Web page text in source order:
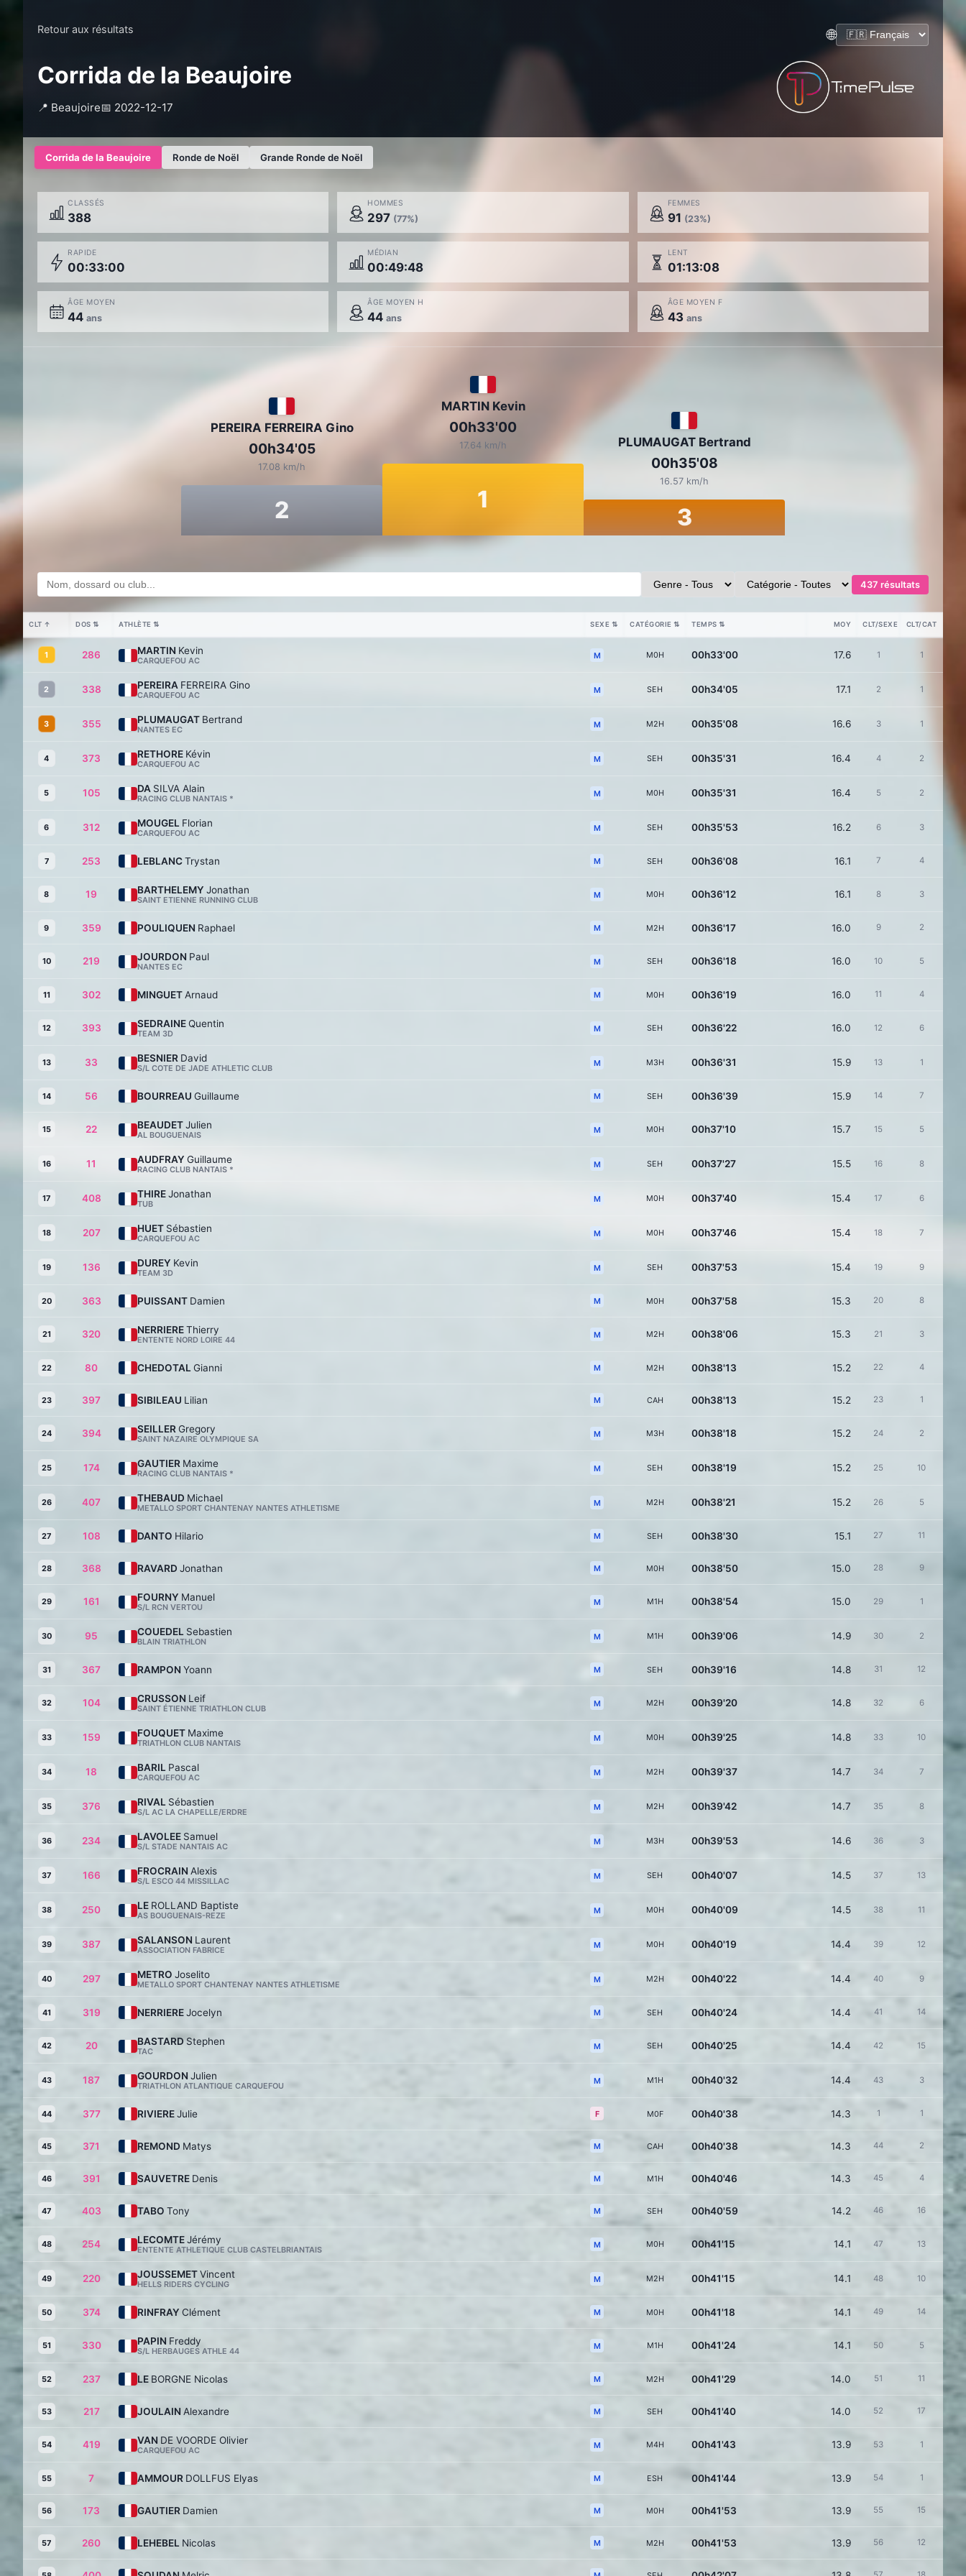
Retour aux résultats 🌐
Corrida de la Beaujoire
📍 Beaujoire📅 2022-12-17
Corrida de la Beaujoire Ronde de Noël Grande Ronde de Noël
CLASSÉS
388
HOMMES
297 (77%)
FEMMES
91 (23%)
RAPIDE
00:33:00
MÉDIAN
00:49:48
LENT
01:13:08
ÂGE MOYEN
44 ans
ÂGE MOYEN H
44 ans
ÂGE MOYEN F
43 ans
PEREIRA FERREIRA Gino
00h34'05
17.08 km/h
2
MARTIN Kevin
00h33'00
17.64 km/h
1
PLUMAUGAT Bertrand
00h35'08
16.57 km/h
3
437 résultats
CLT ↑ DOS ⇅ ATHLÈTE ⇅ SEXE ⇅ CATÉGORIE ⇅ TEMPS ⇅ MOY CLT/SEXE CLT/CAT
1 286 MARTIN Kevin
CARQUEFOU AC
M M0H 00h33'00 17.6 1 1
2 338 PEREIRA FERREIRA Gino
CARQUEFOU AC
M SEH 00h34'05 17.1 2 1
3 355 PLUMAUGAT Bertrand
NANTES EC
M M2H 00h35'08 16.6 3 1
4 373 RETHORE Kévin
CARQUEFOU AC
M SEH 00h35'31 16.4 4 2
5 105 DA SILVA Alain
RACING CLUB NANTAIS *
M M0H 00h35'31 16.4 5 2
6 312 MOUGEL Florian
CARQUEFOU AC
M SEH 00h35'53 16.2 6 3
7 253 LEBLANCTrystan M SEH 00h36'08 16.1 7 4
8 19 BARTHELEMY Jonathan
SAINT ETIENNE RUNNING CLUB
M M0H 00h36'12 16.1 8 3
9 359 POULIQUEN Raphael M M2H 00h36'17 16.0 9 2
10 219 JOURDON Paul
NANTES EC
M SEH 00h36'18 16.0 10 5
11 302 MINGUET Arnaud M M0H 00h36'19 16.0 11 4
12 393 SEDRAINEQuentin
TEAM 3D
M SEH 00h36'22 16.0 12 6
13 33 BESNIER David
S/L COTE DE JADE ATHLETIC CLUB
M M3H 00h36'31 15.9 13 1
14 56 BOURREAU Guillaume M SEH 00h36'39 15.9 14 7
15 22 BEAUDETJulien
AL BOUGUENAIS
M M0H 00h37'10 15.7 15 5
16 11 AUDFRAY Guillaume
RACING CLUB NANTAIS *
M SEH 00h37'27 15.5 16 8
17 408 THIREJonathan
TUB
M M0H 00h37'40 15.4 17 6
18 207 HUET Sébastien
CARQUEFOU AC
M M0H 00h37'46 15.4 18 7
19 136 DUREY Kevin
TEAM 3D
M SEH 00h37'53 15.4 19 9
20 363 PUISSANT Damien M M0H 00h37'58 15.3 20 8
21 320 NERRIEREThierry
ENTENTE NORD LOIRE 44
M M2H 00h38'06 15.3 21 3
22 80 CHEDOTAL Gianni M M2H 00h38'13 15.2 22 4
23 397 SIBILEAU Lilian M CAH 00h38'13 15.2 23 1
24 394 SEILLER Gregory
SAINT NAZAIRE OLYMPIQUE SA
M M3H 00h38'18 15.2 24 2
25 174 GAUTIER Maxime
RACING CLUB NANTAIS *
M SEH 00h38'19 15.2 25 10
26 407 THEBAUD Michael
METALLO SPORT CHANTENAY NANTES ATHLETISME
M M2H 00h38'21 15.2 26 5
27 108 DANTO Hilario M SEH 00h38'30 15.1 27 11
28 368 RAVARD Jonathan M M0H 00h38'50 15.0 28 9
29 161 FOURNY Manuel
S/L RCN VERTOU
M M1H 00h38'54 15.0 29 1
30 95 COUEDEL Sebastien
BLAIN TRIATHLON
M M1H 00h39'06 14.9 30 2
31 367 RAMPON Yoann M SEH 00h39'16 14.8 31 12
32 104 CRUSSON Leif
SAINT ÉTIENNE TRIATHLON CLUB
M M2H 00h39'20 14.8 32 6
33 159 FOUQUET Maxime
TRIATHLON CLUB NANTAIS
M M0H 00h39'25 14.8 33 10
34 18 BARIL Pascal
CARQUEFOU AC
M M2H 00h39'37 14.7 34 7
35 376 RIVAL Sébastien
S/L AC LA CHAPELLE/ERDRE
M M2H 00h39'42 14.7 35 8
36 234 LAVOLEE Samuel
S/L STADE NANTAIS AC
M M3H 00h39'53 14.6 36 3
37 166 FROCRAIN Alexis
S/L ESCO 44 MISSILLAC
M SEH 00h40'07 14.5 37 13
38 250 LE ROLLAND Baptiste
AS BOUGUENAIS-REZE
M M0H 00h40'09 14.5 38 11
39 387 SALANSON Laurent
ASSOCIATION FABRICE
M M0H 00h40'19 14.4 39 12
40 297 METRO Joselito
METALLO SPORT CHANTENAY NANTES ATHLETISME
M M2H 00h40'22 14.4 40 9
41 319 NERRIEREJocelyn M SEH 00h40'24 14.4 41 14
42 20 BASTARDStephen
TAC
M SEH 00h40'25 14.4 42 15
43 187 GOURDON Julien
TRIATHLON ATLANTIQUE CARQUEFOU
M M1H 00h40'32 14.4 43 3
44 377 RIVIEREJulie F M0F 00h40'38 14.3 1 1
45 371 REMOND Matys M CAH 00h40'38 14.3 44 2
46 391 SAUVETRE Denis M M1H 00h40'46 14.3 45 4
47 403 TABO Tony M SEH 00h40'59 14.2 46 16
48 254 LECOMTEJérémy
ENTENTE ATHLETIQUE CLUB CASTELBRIANTAIS
M M0H 00h41'15 14.1 47 13
49 220 JOUSSEMETVincent
HELLS RIDERS CYCLING
M M2H 00h41'15 14.1 48 10
50 374 RINFRAY Clément M M0H 00h41'18 14.1 49 14
51 330 PAPIN Freddy
S/L HERBAUGES ATHLE 44
M M1H 00h41'24 14.1 50 5
52 237 LE BORGNE Nicolas M M2H 00h41'29 14.0 51 11
53 217 JOULAIN Alexandre M SEH 00h41'40 14.0 52 17
54 419 VAN DE VOORDE Olivier
CARQUEFOU AC
M M4H 00h41'43 13.9 53 1
55 7 AMMOUR DOLLFUS Elyas M ESH 00h41'44 13.9 54 1
56 173 GAUTIER Damien M M0H 00h41'53 13.9 55 15
57 260 LEHEBEL Nicolas M M2H 00h41'53 13.9 56 12